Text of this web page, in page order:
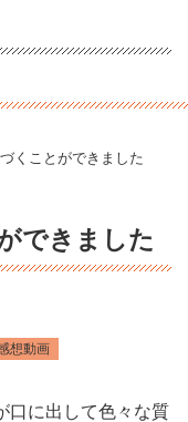
くことができました
できました
想動画
口に出して色々な質